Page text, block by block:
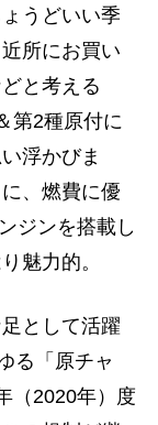
うどいい季
所にお買い
と考える
第2種原付に
浮かびま
、燃費に優
ジンを搭載し
魅力的。
として活躍
る「原チャ
（2020年）度